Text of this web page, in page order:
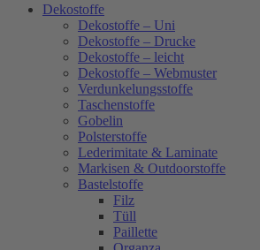
Dekostoffe
Dekostoffe – Uni
Dekostoffe – Drucke
Dekostoffe – leicht
Dekostoffe – Webmuster
Verdunkelungsstoffe
Taschenstoffe
Gobelin
Polsterstoffe
Lederimitate & Laminate
Markisen & Outdoorstoffe
Bastelstoffe
Filz
Tüll
Paillette